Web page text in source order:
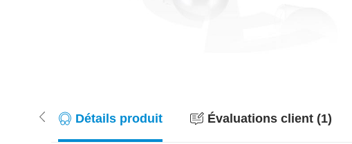
Détails produit Évaluations client (1)